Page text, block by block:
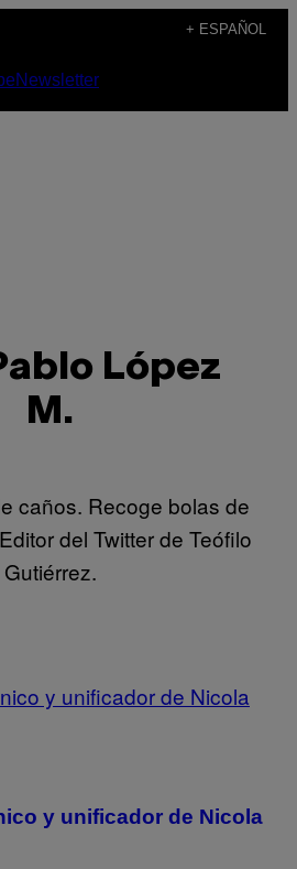
+ ESPAÑOL
Newsletter
López
M.
caños. Recoge bolas de
del Twitter de Teófilo
Gutiérrez.
y unificador de Nicola